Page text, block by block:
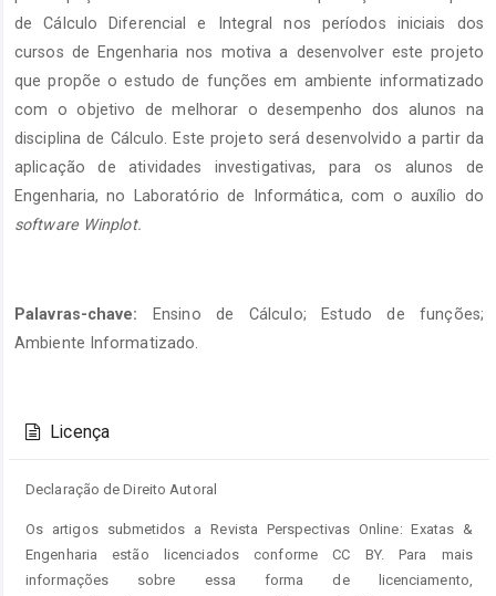
de Cálculo Diferencial e Integral nos períodos iniciais dos
cursos de Engenharia nos motiva a desenvolver este projeto
que propõe o estudo de funções em ambiente informatizado
com o objetivo de melhorar o desempenho dos alunos na
disciplina de Cálculo. Este projeto será desenvolvido a partir da
aplicação de atividades investigativas, para os alunos de
Engenharia, no Laboratório de Informática, com o auxílio do
software Winplot.
Palavras-chave: Ensino de Cálculo; Estudo de funções;
Ambiente Informatizado.
do
artigo
Licença
Declaração de Direito Autoral
Os artigos submetidos a Revista Perspectivas Online: Exatas &
Engenharia estão licenciados conforme CC BY. Para mais
informações sobre essa forma de licenciamento,